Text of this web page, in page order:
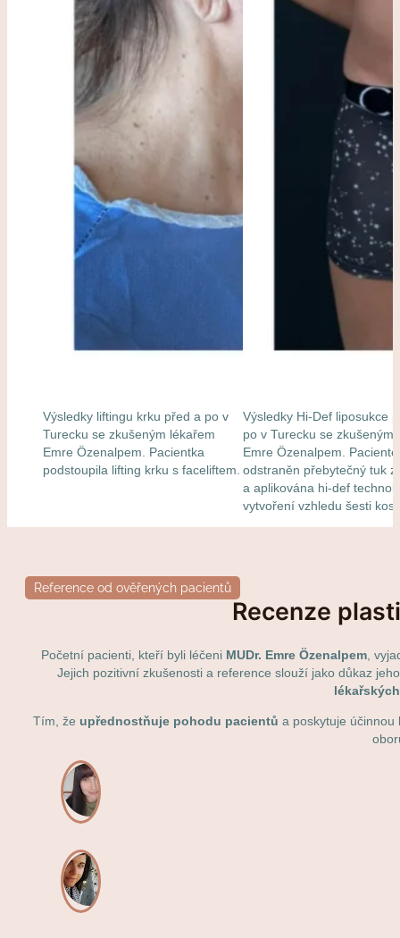
Výsledky liftingu krku před a po v
Turecku se zkušeným lékařem
Emre Özenalpem. Pacientka
podstoupila lifting krku s faceliftem.
Výsledky Hi-Def liposukce
po v Turecku se zkušeným
Emre Özenalpem.
odstraněn přebytečný tuk z
a aplikována hi-def
vytvoření vzhledu šesti
Reference od ověřených pacientů
Recenze
Početní pacienti, kteří byli léčeni MUDr. Emre Özenalpem ,
Jejich pozitivní zkušenosti a reference slouží jako důkaz
Tím, že upřednostňuje pohodu pacientů a poskytuje účinnou